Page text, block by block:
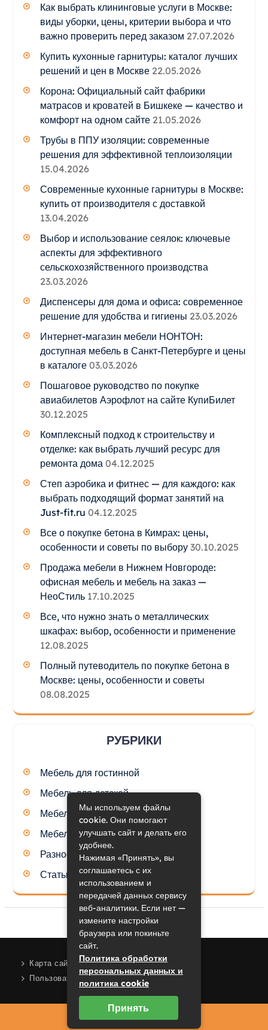
Как выбрать клининговые услуги в Москве:
виды уборки, цены, критерии выбора и что
важно проверить перед заказом 27.07.2026
Купить кухонные гарнитуры: каталог лучших
решений и цен в Москве 22.05.2026
Корона: Официальный сайт фабрики
матрасов и кроватей в Бишкеке — качество и
комфорт на одном сайте 21.05.2026
Трубы в ППУ изоляции: современные
решения для эффективной теплоизоляции
15.04.2026
Современные кухонные гарнитуры в Москве:
купить от производителя с доставкой
13.04.2026
Выбор и использование сеялок: ключевые
аспекты для эффективного
сельскохозяйственного производства
23.03.2026
Диспенсеры для дома и офиса: современное
решение для удобства и гигиены 23.03.2026
Интернет-магазин мебели НОНТОН:
доступная мебель в Санкт-Петербурге и цены
в каталоге 03.03.2026
Пошаговое руководство по покупке
авиабилетов Аэрофлот на сайте КупиБилет
30.12.2025
Комплексный подход к строительству и
отделке: как выбрать лучший ресурс для
ремонта дома 04.12.2025
Степ аэробика и фитнес — для каждого: как
выбрать подходящий формат занятий на
Just-fit.ru 04.12.2025
Все о покупке бетона в Кимрах: цены,
особенности и советы по выбору 30.10.2025
Продажа мебели в Нижнем Новгороде:
офисная мебель и мебель на заказ —
НеоСтиль 17.10.2025
Все, что нужно знать о металлических
шкафах: выбор, особенности и применение
12.08.2025
Полный путеводитель по покупке бетона в
Москве: цены, особенности и советы
08.08.2025
РУБРИКИ
Мебель для гостинной
Мебель для детской
Мебель для кухни
Мебель для спальни
Разное
Статьи
Карта сайта
Пользовательское соглашение
2023 © mrhide.ru
Мы используем файлы
cookie. Они помогают
улучшать сайт и делать его
удобнее.
Нажимая «Принять», вы
соглашаетесь с их
использованием и
передачей данных сервису
веб-аналитики. Если нет —
измените настройки
браузера или покиньте
сайт.
Политика обработки
персональных данных и
политика cookie
Принять